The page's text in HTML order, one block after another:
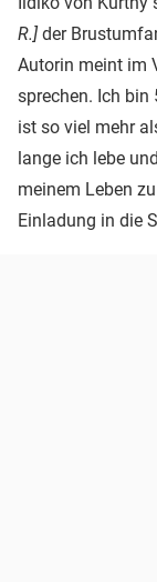
R.]der
Autorin meint im
sprechen. Ich bin
ist so viel mehr
lange ich lebe
meinem Leben
Einladung in die